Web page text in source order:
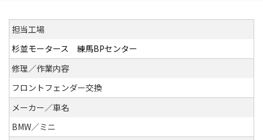
担当工場
杉並モータース 練馬BPセンター
修理／作業内容
フロントフェンダー交換
メーカー／車名
BMW／ミニ